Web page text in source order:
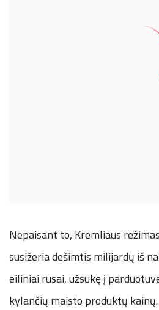
Nepaisant to, Kremliaus
susižeria dešimtis milijardų iš
eiliniai rusai, užsukę į
kylančių maisto produktų kainų.